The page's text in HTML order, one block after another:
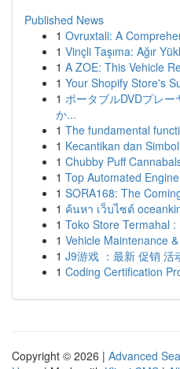
Published News
1 Ovruxtali: A
1 Vinçli Taşıma: Ağır
1 A ZOE: This Vehicle
1 Your Shopify Store's
1 ポータブルDVDプレ
か...
1 The fundamental
1 Kecantikan dan
1 Chubby Puff
1 Top Automated
1 SORA168: The
1 ค้นหา เว็บไซต์
1 Toko Store Termahal
1 Vehicle Maintenance
1 J9游戏 ：最新 促销 活
1 Coding Certification
Copyright © 2026 | Advanced